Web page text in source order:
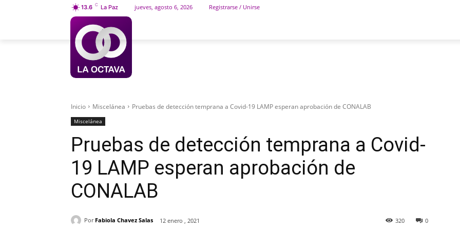
13.6 C La Paz jueves, agosto 6, 2026 Registrarse / Unirse
Inicio Miscelánea Pruebas de detección temprana a Covid-19 LAMP esperan aprobación de CONALAB
Miscelánea
Pruebas de detección temprana a Covid-
19 LAMP esperan aprobación de
CONALAB
Por Fabiola Chavez Salas 12 enero , 2021 0
320